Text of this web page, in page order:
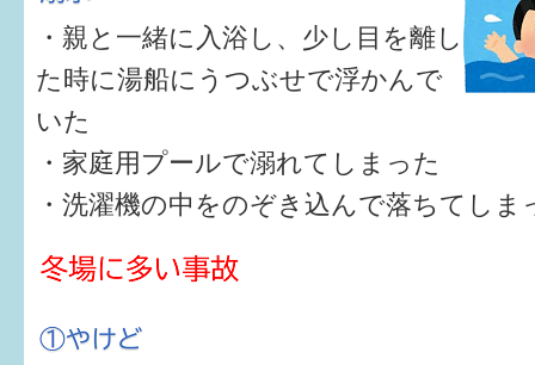
・親と一緒に入浴し、少し目を離し
た時に湯船にうつぶせで浮かんで
いた
・家庭用プールで溺れてしまった
・洗濯機の中をのぞき込んで落ちてしま
メールマガジン
はぐくむ.net相談コーナー
みんなの知恵袋
子育て情報誌「ほっと」
食育
福井市図書館オススメの本